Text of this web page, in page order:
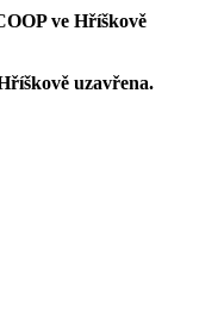
ve Hříškově
uzavřena.